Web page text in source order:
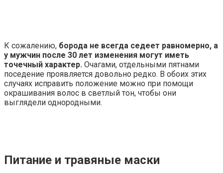
К сожалению, борода не всегда седеет равномерно, а
у мужчин после 30 лет изменения могут иметь
точечный характер. Очагами, отдельными пятнами
поседение проявляется довольно редко. В обоих этих
случаях исправить положение можно при помощи
окрашивания волос в светлый тон, чтобы они
выглядели однородными.
Питание и травяные маски